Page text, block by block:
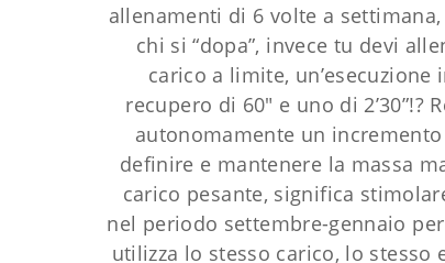
allenamenti di 6 volte a
chi si “dopa”, invece tu devi
carico a limite,
recupero di 60″ e uno di
autonomamente un
definire e mantenere la massa
carico pesante, significa
nel periodo settembre-gennaio
utilizza lo stesso carico, lo